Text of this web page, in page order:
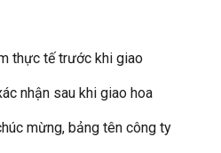
thực tế trước khi giao
nhận sau khi giao hoa
mừng, bảng tên công ty